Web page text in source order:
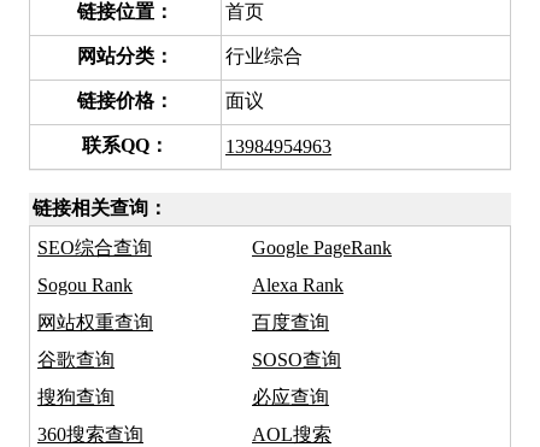
链接位置： 首页
网站分类： 行业综合
链接价格： 面议
联系QQ： 13984954963
链接相关查询：
SEO综合查询
Google PageRank
Sogou Rank
Alexa Rank
网站权重查询
百度查询
谷歌查询
SOSO查询
搜狗查询
必应查询
360搜索查询
AOL搜索